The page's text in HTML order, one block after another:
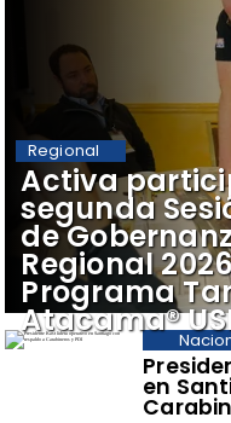
en
​Activa
segunda
de
Regional
Programa
Atacama®
Regional